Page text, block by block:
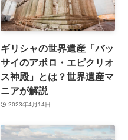
ギリシャの世界遺産「バッ
サイのアポロ・エピクリオ
ス神殿」とは？世界遺産マ
ニアが解説
2023年4月14日